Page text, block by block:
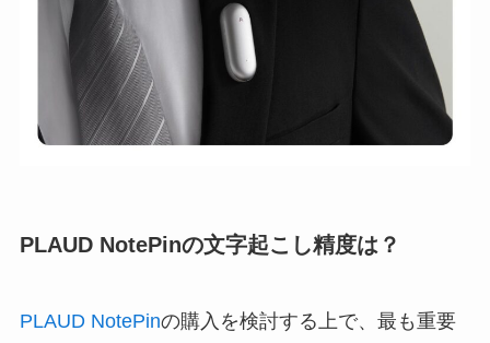
PLAUD NotePinの文字起こし精度は？
PLAUD NotePinの購入を検討する上で、最も重要